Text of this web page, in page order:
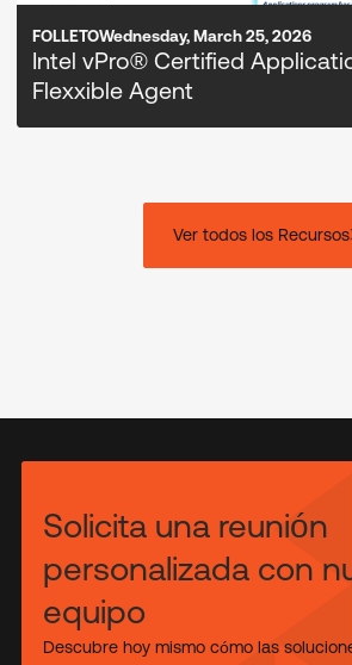
FOLLETOWednesday, March 25, 2026
Intel vPro® Certified
Flexxible Agent
Ver todos los Recursos
Solicita una reunión
personalizada con
equipo
Descubre hoy mismo cómo las